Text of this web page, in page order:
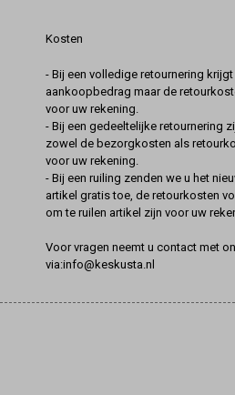
Kosten
- Bij een volledige retournering
aankoopbedrag maar de
voor uw rekening.
- Bij een gedeeltelijke retournering
zowel de bezorgkosten als
voor uw rekening.
- Bij een ruiling zenden we u het
artikel gratis toe, de retourkosten
om te ruilen artikel zijn voor uw
Voor vragen neemt u contact met
via:info@keskusta.nl